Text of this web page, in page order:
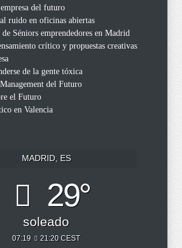
del futuro
ruido en oficinas abiertas
Séniors emprendedores en Madrid
crítico y propuestas creativas
de la gente tóxica
del Futuro
el Futuro
en Valencia
MADRID, ES
29°
soleado
07:19 21:20 CEST